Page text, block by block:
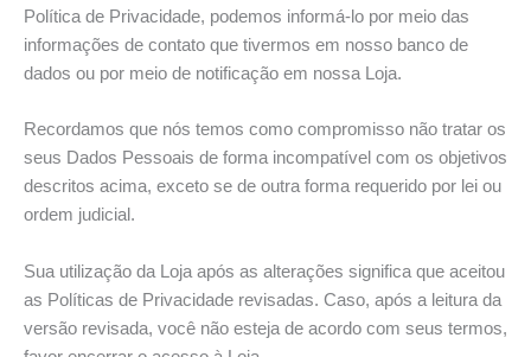
Política de Privacidade, podemos informá-lo por meio das
informações de contato que tivermos em nosso banco de
dados ou por meio de notificação em nossa Loja.
Recordamos que nós temos como compromisso não tratar os
seus Dados Pessoais de forma incompatível com os objetivos
descritos acima, exceto se de outra forma requerido por lei ou
ordem judicial.
Sua utilização da Loja após as alterações significa que aceitou
as Políticas de Privacidade revisadas. Caso, após a leitura da
versão revisada, você não esteja de acordo com seus termos,